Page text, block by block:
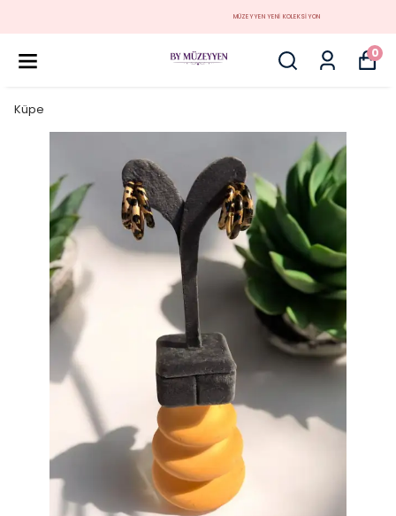
MÜZEYYEN YENİ KOLEKSİYON
0
Küpe